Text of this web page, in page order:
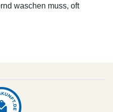
waschen muss, oft